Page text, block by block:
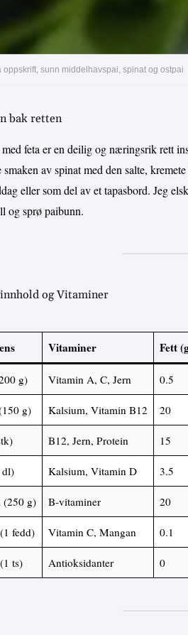
oppskrift, sunn middelhavspai, spinat og ostpai
bak retten
feta er en deilig og næringsrik rett
av spinat med den salte,
eller som del av et tapasbord. Jeg
og sprø paibunn.
og Vitaminer
Vitaminer Fett
g) Vitamin A, C, Jern 0.5
g) Kalsium, Vitamin B12 20
B12, Jern, Protein 15
Kalsium, Vitamin D 3.5
(250 g) B-vitaminer 20
fedd) Vitamin C, Mangan 0.1
ts) Antioksidanter 0